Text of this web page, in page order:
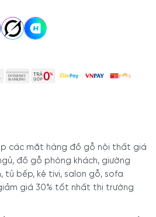
các mặt hàng đồ gỗ nội thất giá
đồ gỗ phòng khách, giường
tủ bếp, kệ tivi, salon gỗ, sofa
giá 30% tốt nhất thị trường